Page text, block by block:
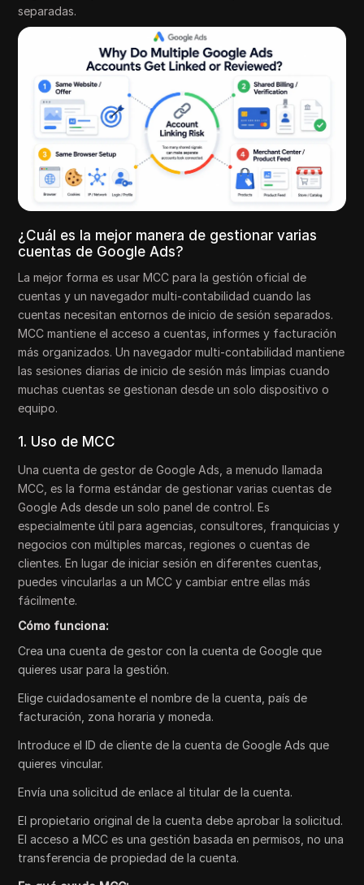
separadas.
¿Cuál es la mejor manera de gestionar varias
cuentas de Google Ads?
La mejor forma es usar MCC para la gestión oficial de
cuentas y un navegador multi-contabilidad cuando las
cuentas necesitan entornos de inicio de sesión separados.
MCC mantiene el acceso a cuentas, informes y facturación
más organizados. Un navegador multi-contabilidad mantiene
las sesiones diarias de inicio de sesión más limpias cuando
muchas cuentas se gestionan desde un solo dispositivo o
equipo.
1. Uso de MCC
Una cuenta de gestor de Google Ads, a menudo llamada
MCC, es la forma estándar de gestionar varias cuentas de
Google Ads desde un solo panel de control. Es
especialmente útil para agencias, consultores, franquicias y
negocios con múltiples marcas, regiones o cuentas de
clientes. En lugar de iniciar sesión en diferentes cuentas,
puedes vincularlas a un MCC y cambiar entre ellas más
fácilmente.
Cómo funciona:
Crea una cuenta de gestor con la cuenta de Google que
quieres usar para la gestión.
Elige cuidadosamente el nombre de la cuenta, país de
facturación, zona horaria y moneda.
Introduce el ID de cliente de la cuenta de Google Ads que
quieres vincular.
Envía una solicitud de enlace al titular de la cuenta.
El propietario original de la cuenta debe aprobar la solicitud.
El acceso a MCC es una gestión basada en permisos, no una
transferencia de propiedad de la cuenta.